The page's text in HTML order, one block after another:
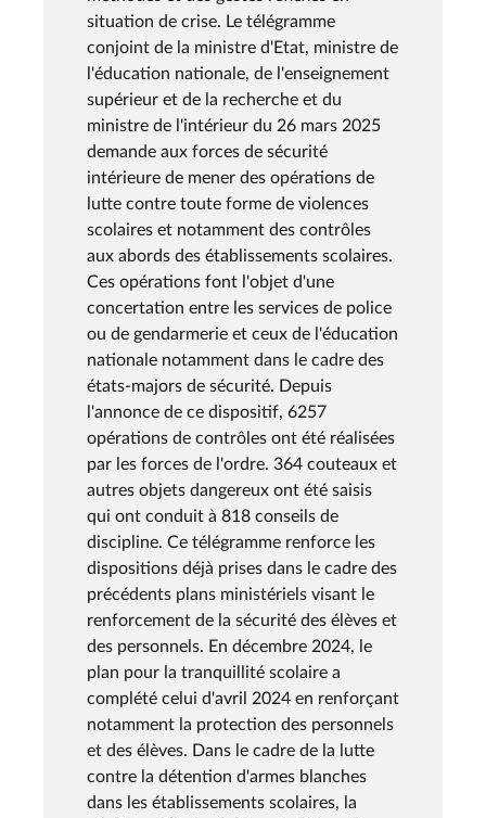
situation de crise. Le télégramme
conjoint de la ministre d'Etat, ministre de
l'éducation nationale, de l'enseignement
supérieur et de la recherche et du
ministre de l'intérieur du 26 mars 2025
demande aux forces de sécurité
intérieure de mener des opérations de
lutte contre toute forme de violences
scolaires et notamment des contrôles
aux abords des établissements scolaires.
Ces opérations font l'objet d'une
concertation entre les services de police
ou de gendarmerie et ceux de l'éducation
nationale notamment dans le cadre des
états-majors de sécurité. Depuis
l'annonce de ce dispositif, 6257
opérations de contrôles ont été réalisées
par les forces de l'ordre. 364 couteaux et
autres objets dangereux ont été saisis
qui ont conduit à 818 conseils de
discipline. Ce télégramme renforce les
dispositions déjà prises dans le cadre des
précédents plans ministériels visant le
renforcement de la sécurité des élèves et
des personnels. En décembre 2024, le
plan pour la tranquillité scolaire a
complété celui d'avril 2024 en renforçant
notamment la protection des personnels
et des élèves. Dans le cadre de la lutte
contre la détention d'armes blanches
dans les établissements scolaires, la